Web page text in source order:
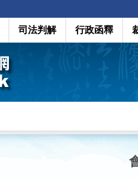
司法判解 行政函釋